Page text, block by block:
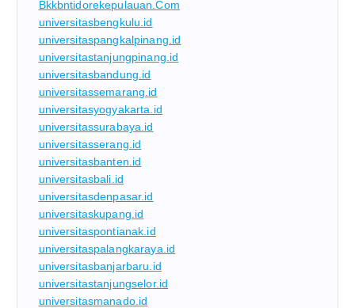
Bkkbntidorekepulauan.com
universitasbengkulu.id
universitaspangkalpinang.id
universitastanjungpinang.id
universitasbandung.id
universitassemarang.id
universitasyogyakarta.id
universitassurabaya.id
universitasserang.id
universitasbanten.id
universitasbali.id
universitasdenpasar.id
universitaskupang.id
universitaspontianak.id
universitaspalangkaraya.id
universitasbanjarbaru.id
universitastanjungselor.id
universitasmanado.id